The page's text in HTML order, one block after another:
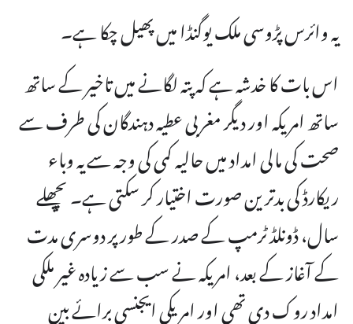
یہ وائرس پڑوسی ملک یوگنڈا میں پھیل چکا ہے۔
اس بات کا خدشہ ہے کہ پتہ لگانے میں تاخیر کے ساتھ
ساتھ امریکہ اور دیگر مغربی عطیہ دہندگان کی طرف سے
صحت کی مالی امداد میں حالیہ کمی کی وجہ سے یہ وباء
ریکارڈ کی بدترین صورت اختیار کر سکتی ہے۔ پچھلے
سال، ڈونلڈ ٹرمپ کے صدر کے طور پر دوسری مدت
کے آغاز کے بعد، امریکہ نے سب سے زیادہ غیر ملکی
امداد روک دی تھی اور امریکی ایجنسی برائے بین